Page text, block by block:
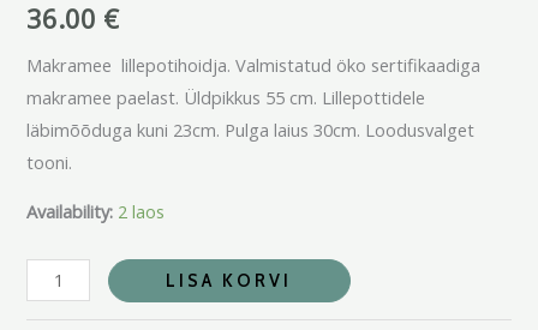
36.00 €
Makramee lillepotihoidja. Valmistatud öko sertifikaadiga
makramee paelast. Üldpikkus 55 cm. Lillepottidele
läbimõõduga kuni 23cm. Pulga laius 30cm. Loodusvalget
tooni.
Availability: 2 laos
LISA KORVI